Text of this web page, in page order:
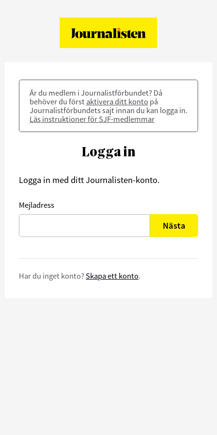
Är du medlem i Journalistförbundet? Då
behöver du först aktivera ditt konto på
Journalistförbundets sajt innan du kan logga in.
Läs instruktioner för SJF-medlemmar
Logga in
Logga in med ditt Journalisten-konto.
Mejladress
Nästa
Har du inget konto? Skapa ett konto.